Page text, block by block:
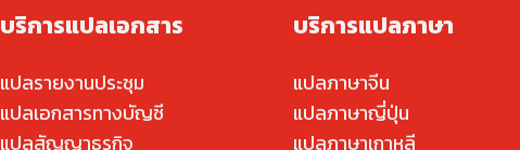
บริการแปลเอกสาร
แปลรายงานประชุม
แปลเอกสารทางบัญชี
แปลสัญญาธุรกิจ
บริการแปลภาษา
แปลภาษาจีน
แปลภาษาญี่ปุ่น
แปลภาษาเกาหลี